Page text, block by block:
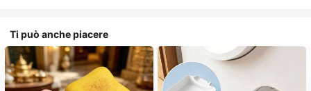
Ti può anche piacere